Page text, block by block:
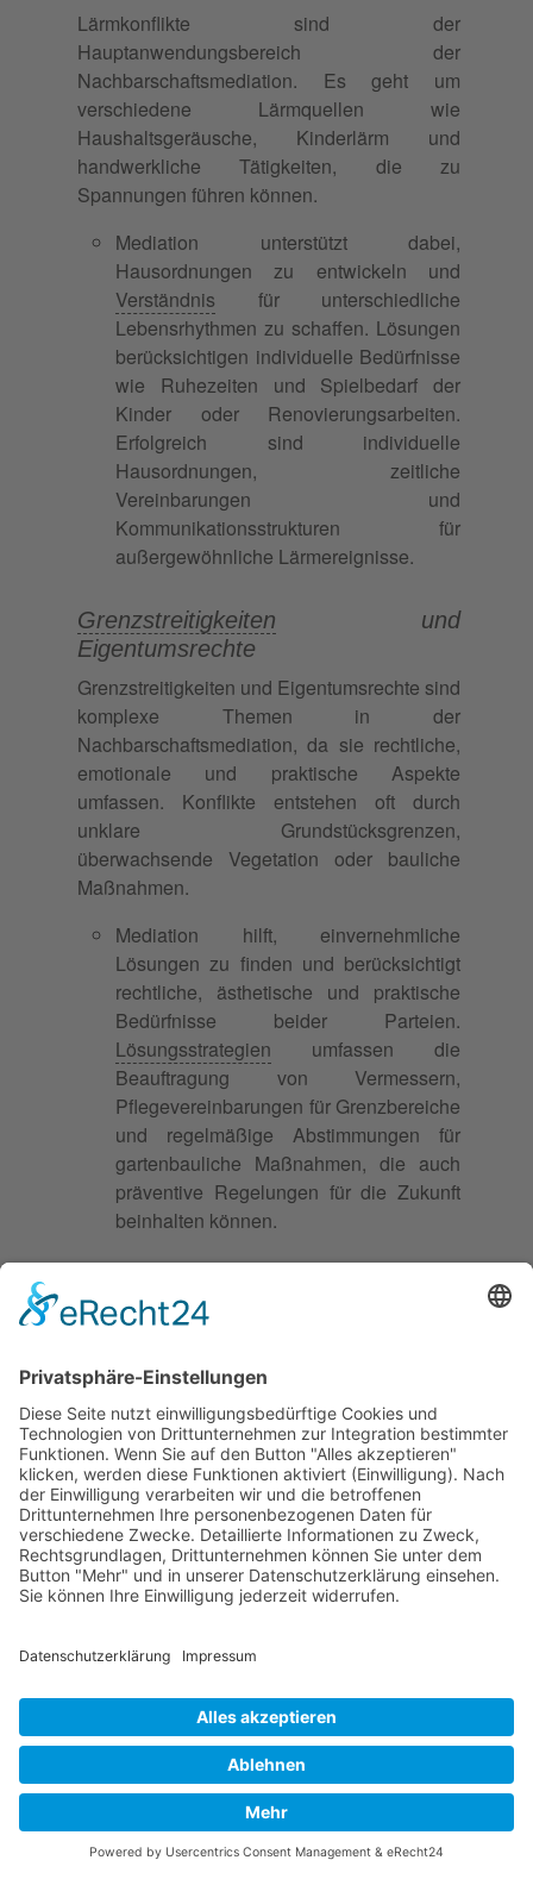
Lärmkonflikte sind der
Hauptanwendungsbereich der
Nachbarschaftsmediation. Es geht um
verschiedene Lärmquellen wie
Haushaltsgeräusche, Kinderlärm und
handwerkliche Tätigkeiten, die zu
Spannungen führen können.
Mediation unterstützt dabei,
Hausordnungen zu entwickeln und
Verständnis für unterschiedliche
Lebensrhythmen zu schaffen. Lösungen
berücksichtigen individuelle Bedürfnisse
wie Ruhezeiten und Spielbedarf der
Kinder oder Renovierungsarbeiten.
Erfolgreich sind individuelle
Hausordnungen, zeitliche
Vereinbarungen und
Kommunikationsstrukturen für
außergewöhnliche Lärmereignisse.
Grenzstreitigkeiten und
Eigentumsrechte
Grenzstreitigkeiten und Eigentumsrechte sind
komplexe Themen in der
Nachbarschaftsmediation, da sie rechtliche,
emotionale und praktische Aspekte
umfassen. Konflikte entstehen oft durch
unklare Grundstücksgrenzen,
überwachsende Vegetation oder bauliche
Maßnahmen.
Mediation hilft, einvernehmliche
Lösungen zu finden und berücksichtigt
rechtliche, ästhetische und praktische
Bedürfnisse beider Parteien.
Lösungsstrategien umfassen die
Beauftragung von Vermessern,
Pflegevereinbarungen für Grenzbereiche
und regelmäßige Abstimmungen für
gartenbauliche Maßnahmen, die auch
präventive Regelungen für die Zukunft
beinhalten können.
Nachbarschaft
Haustieren nehmen zu, da immer mehr
Menschen in dicht besiedelten Städten Tiere
halten. Diese Konflikte sind emotional, da
Tiere als Familienmitglieder gesehen
werden. Typische Streitfälle umfassen
Hundebellen, freilaufende Katzen und
Geruchsbelästigungen durch ungereinigte
Tierbereiche.
Lösungen gesucht, wie spezielle
Zeitpläne für Gassi-Gänge,
Schutzmaßnahmen für Gärten und
Kommunikationsstrukturen für
tierbezogene Probleme.
Parkplatz- und Verkehrskonflikte